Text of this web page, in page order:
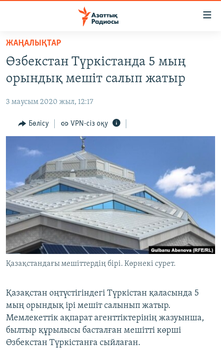
Skip
main
content
Skip
to
Navigation
Skip
ЖАҢАЛЫҚТАР
AZATTYQTV
ҚАҢТАР ОҚИҒАСЫ
АДАМ ҚҰҚЫҚТАРЫ
АРНАЙЫ ЖОБАЛАР
Русский
ЖАЗЫЛЫҢЫЗ
ЖАҢАЛЫҚТАР
Өзбекстан Түркістанда 5 мың
орындық мешіт салып жатыр
3 маусым 2020 жыл, 12:17
Бөлісу VPN-сіз оқу
Қазақстандағы мешіттердің бірі. Көрнекі сурет.
Қазақстан оңтүстігіндегі Түркістан қаласында 5
мың орындық ірі мешіт салынып жатыр.
Мемлекеттік ақпарат агенттіктерінің жазуынша,
былтыр құрылысы басталған мешітті көрші
Өзбекстан Түркістанға сыйлаған.